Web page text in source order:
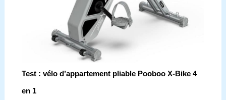
Test : vélo d’appartement pliable Pooboo X-Bike 4
en 1